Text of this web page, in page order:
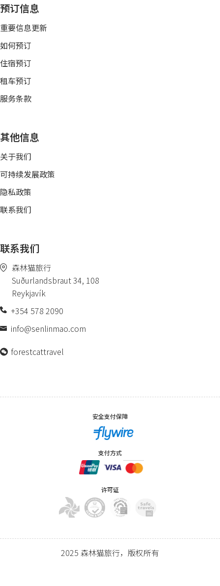
预订信息
重要信息更新
如何预订
住宿预订
租车预订
服务条款
其他信息
关于我们
可持续发展政策
隐私政策
联系我们
联系我们
森林猫旅行
Suðurlandsbraut 34, 108
Reykjavík
+354 578 2090
info@senlinmao.com
forestcattravel
安全支付保障
支付方式
许可证
2025 森林猫旅行，版权所有